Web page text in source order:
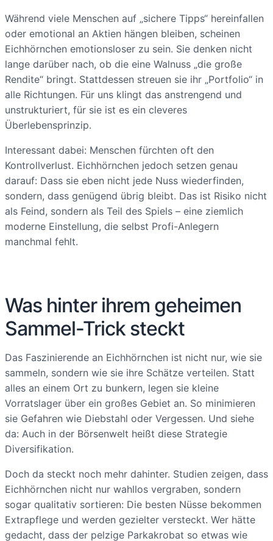
Während viele Menschen auf „sichere Tipps“ hereinfallen
oder emotional an Aktien hängen bleiben, scheinen
Eichhörnchen emotionsloser zu sein. Sie denken nicht
lange darüber nach, ob die eine Walnuss „die große
Rendite“ bringt. Stattdessen streuen sie ihr „Portfolio“ in
alle Richtungen. Für uns klingt das anstrengend und
unstrukturiert, für sie ist es ein cleveres
Überlebensprinzip.
Interessant dabei: Menschen fürchten oft den
Kontrollverlust. Eichhörnchen jedoch setzen genau
darauf: Dass sie eben nicht jede Nuss wiederfinden,
sondern, dass genügend übrig bleibt. Das ist Risiko nicht
als Feind, sondern als Teil des Spiels – eine ziemlich
moderne Einstellung, die selbst Profi-Anlegern
manchmal fehlt.
Was hinter ihrem geheimen
Sammel-Trick steckt
Das Faszinierende an Eichhörnchen ist nicht nur, wie sie
sammeln, sondern wie sie ihre Schätze verteilen. Statt
alles an einem Ort zu bunkern, legen sie kleine
Vorratslager über ein großes Gebiet an. So minimieren
sie Gefahren wie Diebstahl oder Vergessen. Und siehe
da: Auch in der Börsenwelt heißt diese Strategie
Diversifikation.
Doch da steckt noch mehr dahinter. Studien zeigen, dass
Eichhörnchen nicht nur wahllos vergraben, sondern
sogar qualitativ sortieren: Die besten Nüsse bekommen
Extrapflege und werden gezielter versteckt. Wer hätte
gedacht, dass der pelzige Parkakrobat so etwas wie